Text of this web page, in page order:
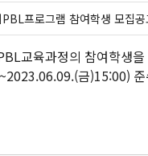
프로그램 참여학생 모집
교육과정의 참여학생
금)15:00)